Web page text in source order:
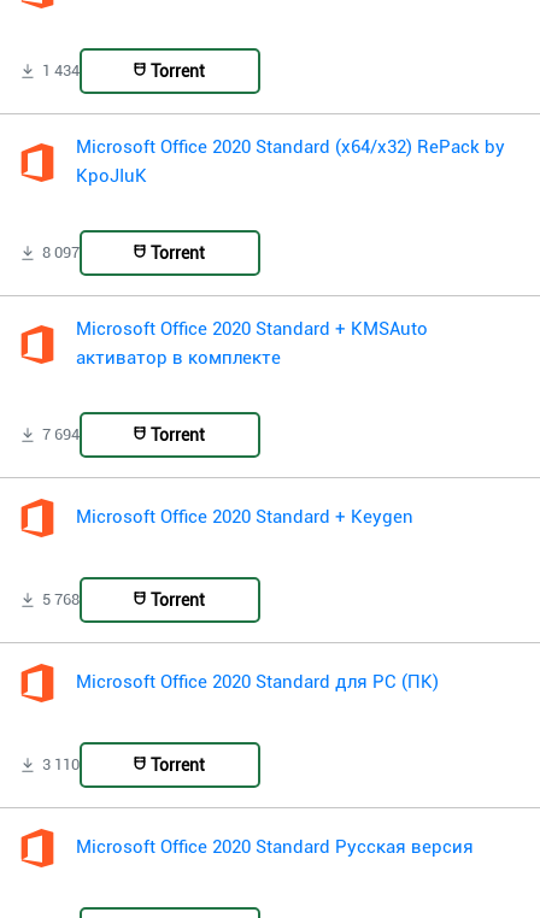
1 434 Torrent
Microsoft Office 2020 Standard (x64/x32) RePack by
KpoJIuK
8 097 Torrent
Microsoft Office 2020 Standard + KMSAuto
активатор в комплекте
7 694 Torrent
Microsoft Office 2020 Standard + Keygen
5 768 Torrent
Microsoft Office 2020 Standard для PC (ПК)
3 110 Torrent
Microsoft Office 2020 Standard Русская версия